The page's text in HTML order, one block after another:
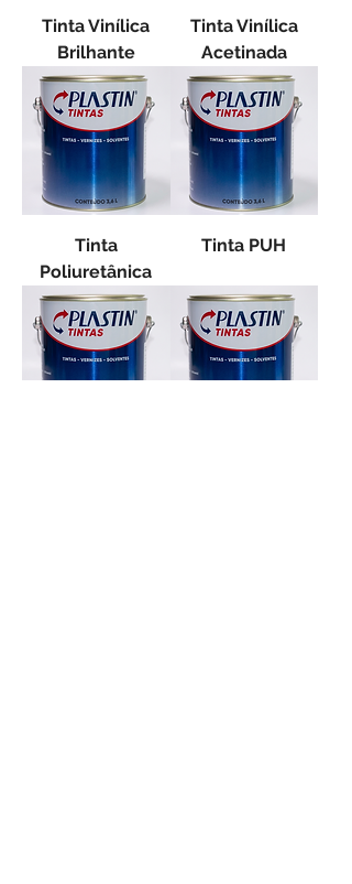
Tinta Vinílica
Brilhante
Tinta Vinílica
Acetinada
Tinta
Poliuretânica
Tinta PUH